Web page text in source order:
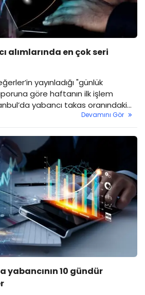
alımlarında en çok seri
yayınladığı "günlük
göre haftanın ilk işlem
yabancı takas oranındaki
bazı hisselerdeki istikrarlı
çekti.
Devamını Gör
yabancının 10 gündür